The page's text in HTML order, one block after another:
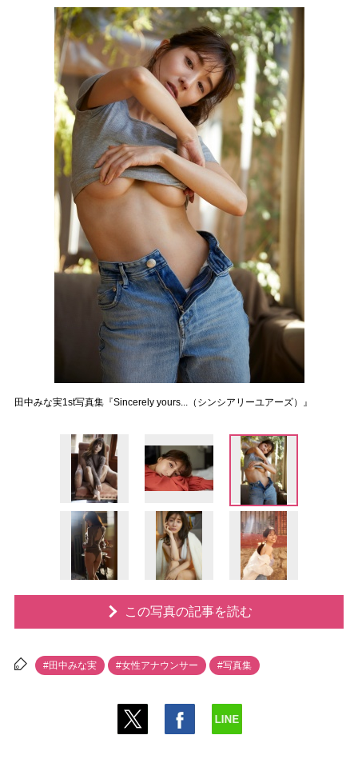
田中みな実1st写真集『Sincerely yours...（シンシアリーユアーズ）』
この写真の記事を読む
#田中みな実 #女性アナウンサー #写真集